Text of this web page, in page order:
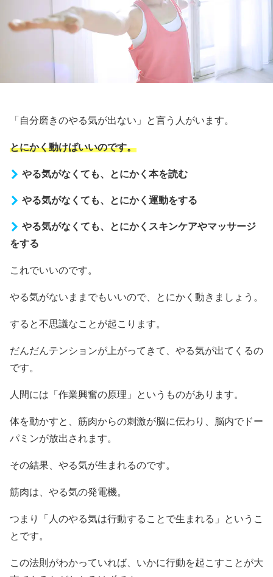
「自分磨きのやる気が出ない」と言う人がいます。
とにかく動けばいいのです。
やる気がなくても、とにかく本を読む
やる気がなくても、とにかく運動をする
やる気がなくても、とにかくスキンケアやマッサージ
をする
これでいいのです。
やる気がないままでもいいので、とにかく動きましょう。
すると不思議なことが起こります。
だんだんテンションが上がってきて、やる気が出てくるの
です。
人間には「作業興奮の原理」というものがあります。
体を動かすと、筋肉からの刺激が脳に伝わり、脳内でドー
パミンが放出されます。
その結果、やる気が生まれるのです。
筋肉は、やる気の発電機。
つまり「人のやる気は行動することで生まれる」というこ
とです。
この法則がわかっていれば、いかに行動を起こすことが大